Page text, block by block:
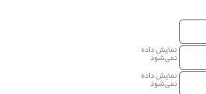
نمایش داده
نمی‌شود
نمایش داده
نمی‌شود